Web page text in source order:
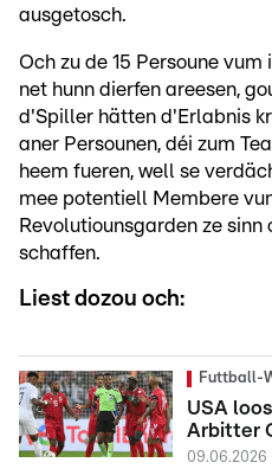
ausgetosch.
Och zu de 15 Persoune
net hunn dierfen areesen,
d'Spiller hätten d'Erlabnis
aner Persounen, déi zum
heem fueren, well se
mee potentiell Membere
Revolutiounsgarden ze sinn
schaffen.
Liest dozou och:
Futtball-
USA
Arbitter
09.06.2026